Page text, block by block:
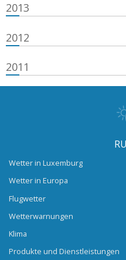
2013
2012
2011
Wetter in Luxemburg
Wetter in Europa
Flugwetter
Wetterwarnungen
Klima
Produkte und Dienstleistungen